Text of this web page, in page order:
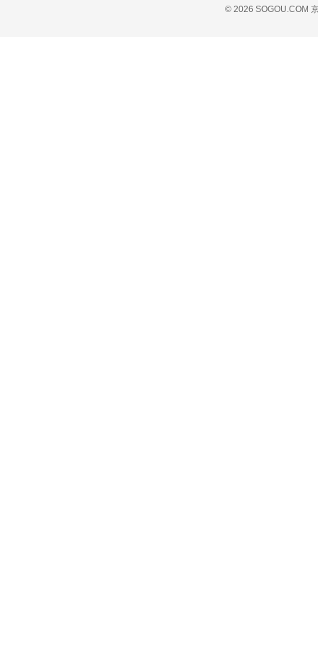
© 2026 SOGOU.COM